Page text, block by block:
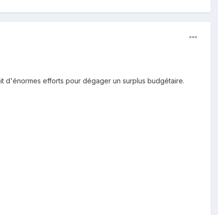
d'énormes efforts pour dégager un surplus budgétaire.